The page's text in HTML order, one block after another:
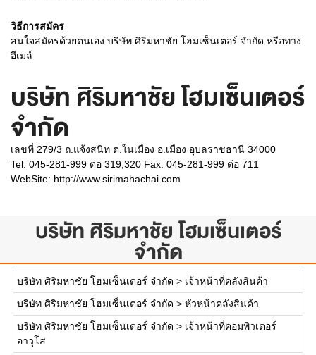
วิธีการสมัคร
สนใจสมัครด้วยตนเอง บริษัท ศิริมหาชัย โฮมเซ็นเตอร์ จำกัด หรือทาง
อีเมล์
บริษัท ศิริมหาชัย โฮมเซ็นเตอร์
จำกัด
เลขที่ 279/3 ถ.แจ้งสนิท ต.ในเมือง อ.เมือง อุบลราชธานี 34000
Tel: 045-281-999 ต่อ 319,320 Fax: 045-281-999 ต่อ 711
WebSite: http://www.sirimahachai.com
บริษัท ศิริมหาชัย โฮมเซ็นเตอร์
จำกัด
บริษัท ศิริมหาชัย โฮมเซ็นเตอร์ จำกัด > เจ้าหน้าที่คลังสินค้า
บริษัท ศิริมหาชัย โฮมเซ็นเตอร์ จำกัด > หัวหน้าคลังสินค้า
บริษัท ศิริมหาชัย โฮมเซ็นเตอร์ จำกัด > เจ้าหน้าที่คอมพิวเตอร์
อาวุโส